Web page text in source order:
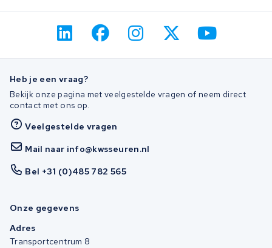
Heb je een vraag?
Bekijk onze pagina met veelgestelde vragen of neem direct
contact met ons op.
Veelgestelde vragen
Mail naar info@kwsseuren.nl
Bel +31 (0)485 782 565
Onze gegevens
Adres
Transportcentrum 8